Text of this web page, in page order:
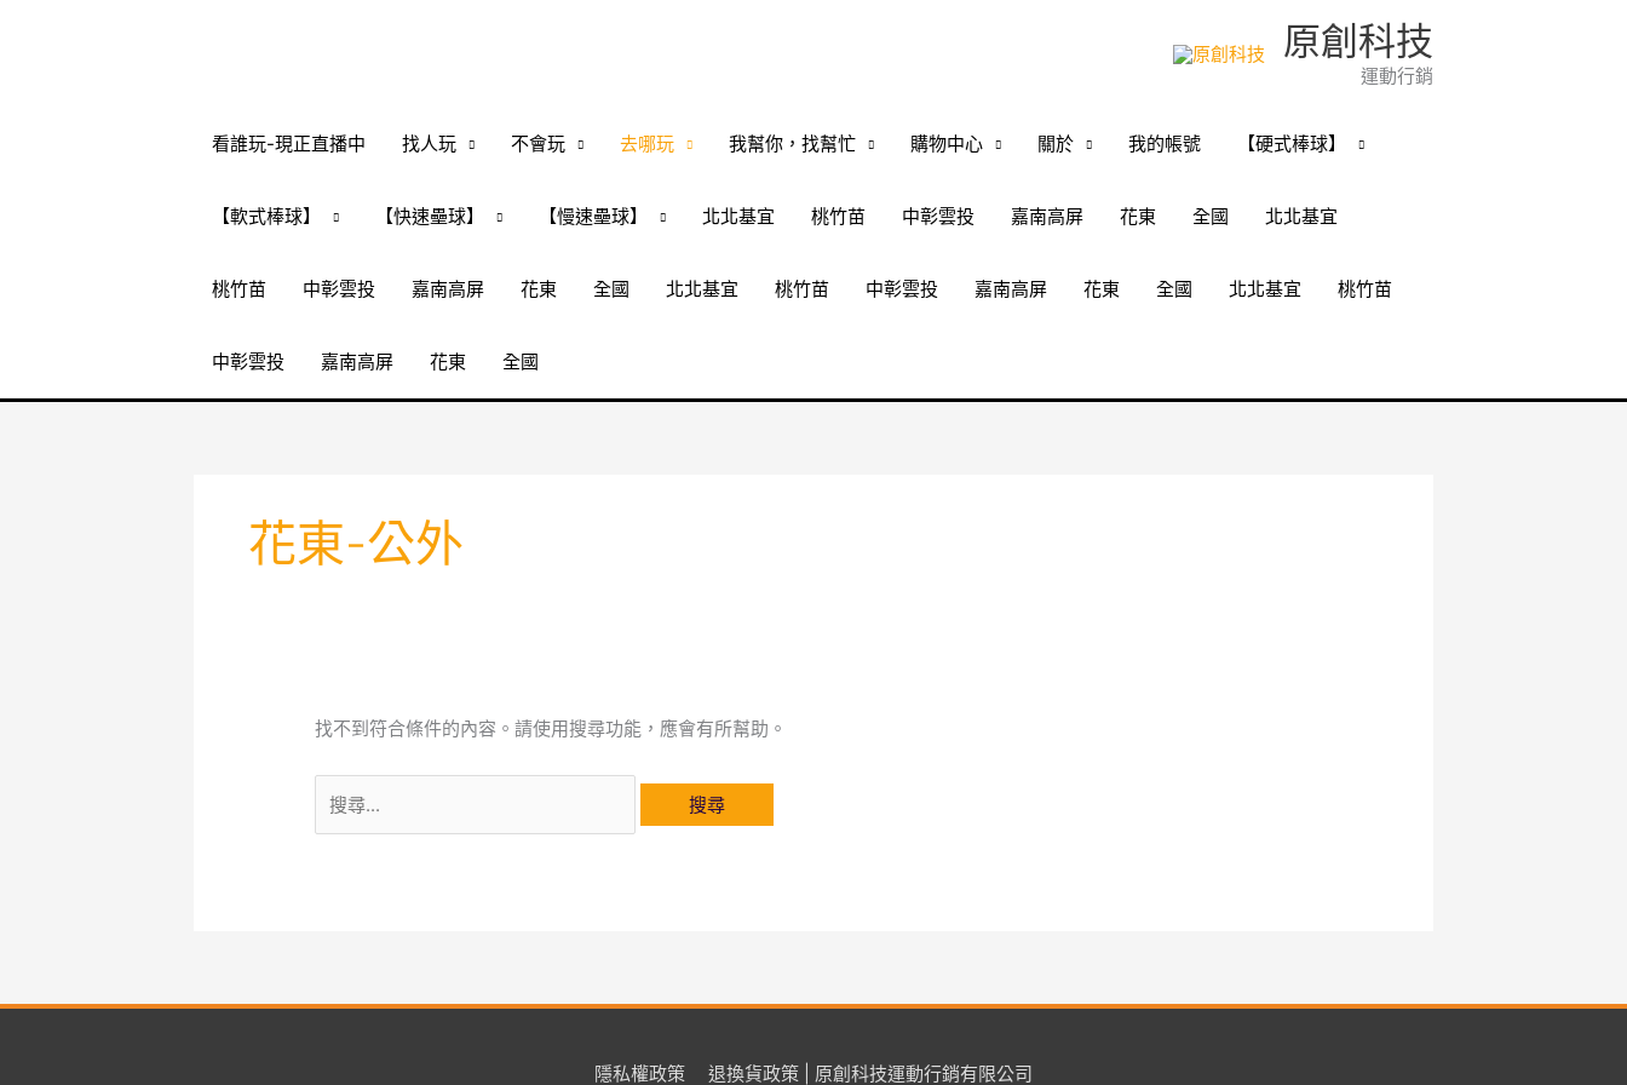
原創科技
運動行銷
看誰玩-現正直播中 找人玩 不會玩 去哪玩 我幫你，找幫忙 購物中心 關於 我的帳號 【硬式棒球】
【軟式棒球】 【快速壘球】 【慢速壘球】 北北基宜 桃竹苗 中彰雲投 嘉南高屏 花東 全國 北北基宜
桃竹苗 中彰雲投 嘉南高屏 花東 全國 北北基宜 桃竹苗 中彰雲投 嘉南高屏 花東 全國 北北基宜 桃竹苗
中彰雲投 嘉南高屏 花東 全國
花東-公外
找不到符合條件的內容。請使用搜尋功能，應會有所幫助。
尋
隱私權政策 退換貨政策 | 原創科技運動行銷有限公司